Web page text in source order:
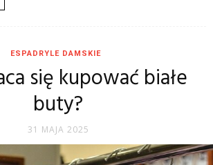
ESPADRYLE DAMSKIE
się kupować białe
buty?
31 MAJA 2025